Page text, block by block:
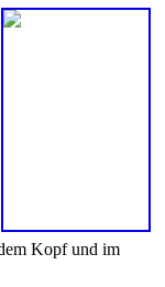
Kopf und im